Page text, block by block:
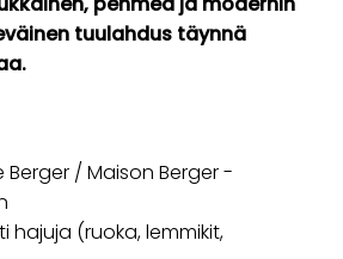
tuulahdus täynnä
Berger / Maison Berger -
hajuja (ruoka, lemmikit,